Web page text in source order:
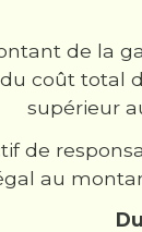
de la
coût total
supérieur
de
au